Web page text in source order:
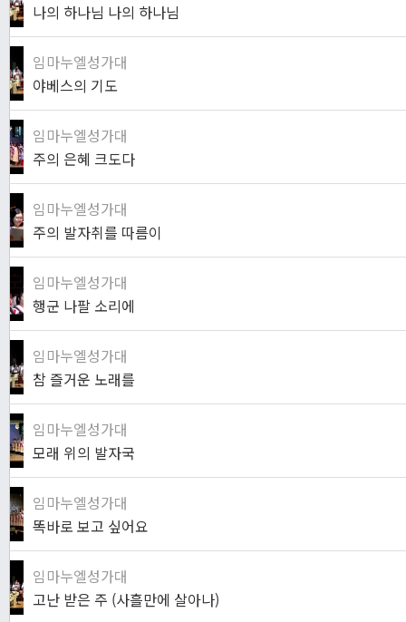
나의 하나님 나의 하나님
임마누엘성가대
야베스의 기도
임마누엘성가대
주의 은혜 크도다
임마누엘성가대
주의 발자취를 따름이
임마누엘성가대
행군 나팔 소리에
임마누엘성가대
참 즐거운 노래를
임마누엘성가대
모래 위의 발자국
임마누엘성가대
똑바로 보고 싶어요
임마누엘성가대
고난 받은 주 (사흘만에 살아나)